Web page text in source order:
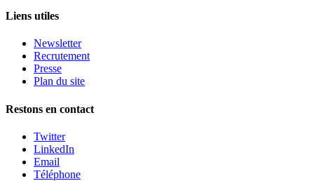
Liens utiles
Newsletter
Recrutement
Presse
Plan du site
Restons en contact
Twitter
LinkedIn
Email
Téléphone